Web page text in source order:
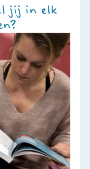
jij in elk